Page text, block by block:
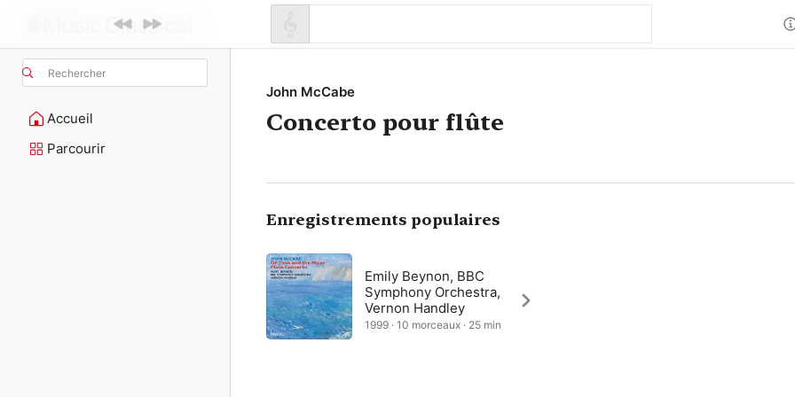
Rechercher
Accueil
Parcourir
John McCabe
Concerto pour flûte
Enregistrements populaires
Emily Beynon, BBC
Symphony Orchestra,
Vernon Handley
1999 · 10 morceaux · 25 min